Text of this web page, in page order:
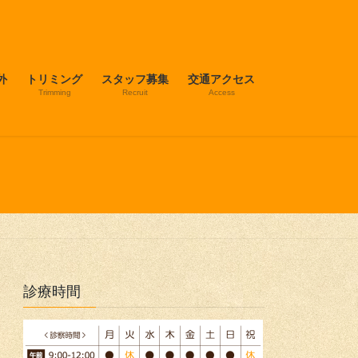
トリミング
Trimming
スタッフ募集
Recruit
交通アクセス
Access
診療時間